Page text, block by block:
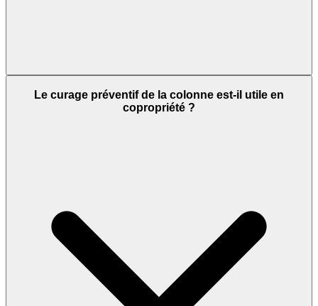
Le curage préventif de la colonne est-il utile en
copropriété ?